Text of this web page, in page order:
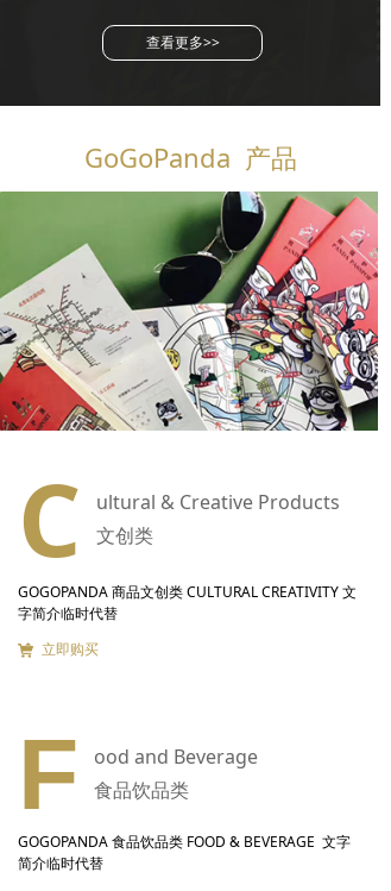
查看更多>>
GoGoPanda 产品
C
ultural & Creative Products
文创类
GOGOPANDA 商品文创类 CULTURAL CREATIVITY 文
字简介临时代替
立即购买
F
ood and Beverage
食品饮品类
GOGOPANDA 食品饮品类 FOOD & BEVERAGE 文字
简介临时代替